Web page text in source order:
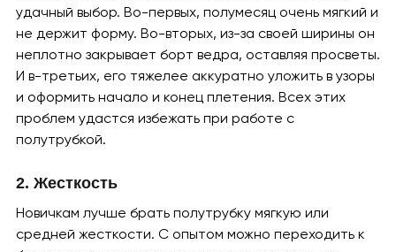
удачный выбор. Во-первых, полумесяц очень мягкий и
не держит форму. Во-вторых, из-за своей ширины он
неплотно закрывает борт ведра, оставляя просветы.
И в-третьих, его тяжелее аккуратно уложить в узоры
и оформить начало и конец плетения. Всех этих
проблем удастся избежать при работе с
полутрубкой.
2. Жесткость
Новичкам лучше брать полутрубку мягкую или
средней жесткости. С опытом можно переходить к